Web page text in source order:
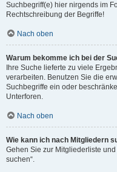
Suchbegriff(e) hier nirgends im
Rechtschreibung der Begriffe!
Nach oben
Warum bekomme ich bei der
Ihre Suche lieferte zu viele
verarbeiten. Benutzen Sie die
Suchbegriffe ein oder
Unterforen.
Nach oben
Wie kann ich nach Mitgliedern
Gehen Sie zur Mitgliederliste
suchen“.